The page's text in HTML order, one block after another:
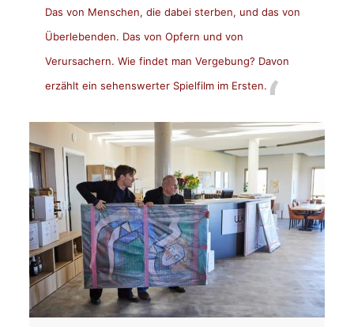
Das von Menschen, die dabei sterben, und das von
Überlebenden. Das von Opfern und von
Verursachern. Wie findet man Vergebung? Davon
erzählt ein sehenswerter Spielfilm im Ersten.